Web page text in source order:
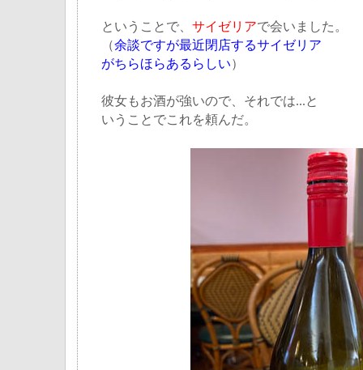
ということで、 サイゼリアで会いました。
（余談ですが最近閉店するサイゼリア
がちらほらあるらしい）
彼女もお酒が強いので、それでは...と
いうことでこれを頼んだ。